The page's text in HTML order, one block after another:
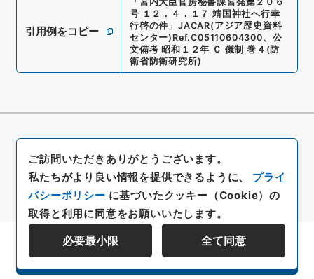
引用例をコピー
号 １２．４．１７ 靖国神社へ行幸
行啓の件 」 JACAR(アジア歴史資料
センター) Ref.C05110604300、 公
文備考 昭和１２年 Ｃ 儀制 巻４ (防
衛省防衛研究所)
資料群階層を表示する
ご訪問いただきありがとうございます。
私たちがより良い情報を提供できるように、 プライ
バシーポリシー に基づいたクッキー（Cookie）の
取得と利用に同意をお願いいたします。
必要最小限 全て同意